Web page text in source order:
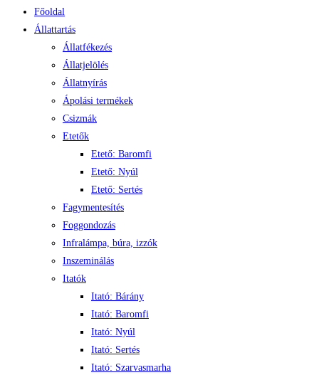
Főoldal
Állattartás
Állatfékezés
Állatjelölés
Állatnyírás
Ápolási termékek
Csizmák
Etetők
Etető: Baromfi
Etető: Nyúl
Etető: Sertés
Fagymentesítés
Foggondozás
Infralámpa, búra, izzók
Inszeminálás
Itatók
Itató: Bárány
Itató: Baromfi
Itató: Nyúl
Itató: Sertés
Itató: Szarvasmarha